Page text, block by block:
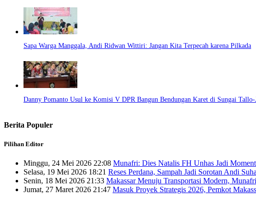
Sapa Warga Manggala, Andi Ridwan Wittiri: Jangan Kita Terpecah karena Pilkada
Danny Pomanto Usul ke Komisi V DPR Bangun Bendungan Karet di Sungai Tallo-
Berita Populer
Pilihan Editor
Minggu, 24 Mei 2026 22:08 Munafri: Dies Natalis FH Unhas Jadi
Selasa, 19 Mei 2026 18:21 Reses Perdana, Sampah Jadi Sorotan Andi
Senin, 18 Mei 2026 21:33 Makassar Menuju Transportasi Modern,
Jumat, 27 Maret 2026 21:47 Masuk Proyek Strategis 2026, Pemkot